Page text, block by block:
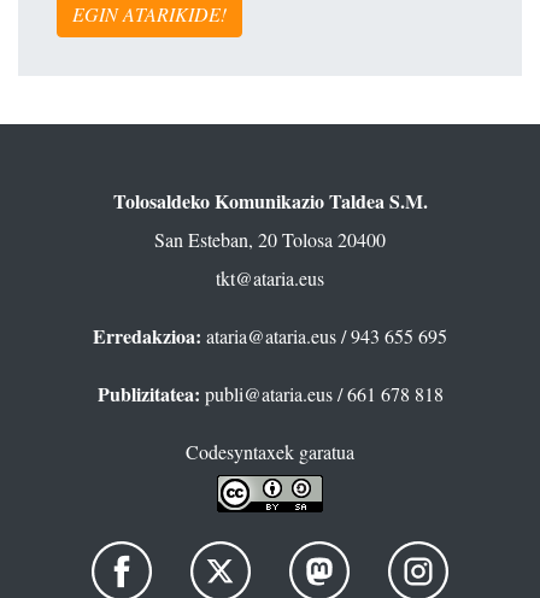
EGIN ATARIKIDE!
Tolosaldeko Komunikazio Taldea S.M.
San Esteban, 20 Tolosa 20400
tkt@ataria.eus
Erredakzioa: ataria@ataria.eus/ 943 655 695
Publizitatea: publi@ataria.eus/ 661 678 818
Codesyntaxek garatua